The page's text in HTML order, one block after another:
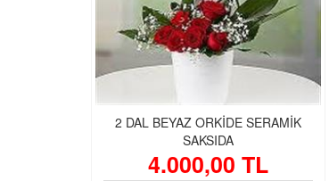
2 DAL BEYAZ ORKİDE SERAMİK
SAKSIDA
4.000,00 TL